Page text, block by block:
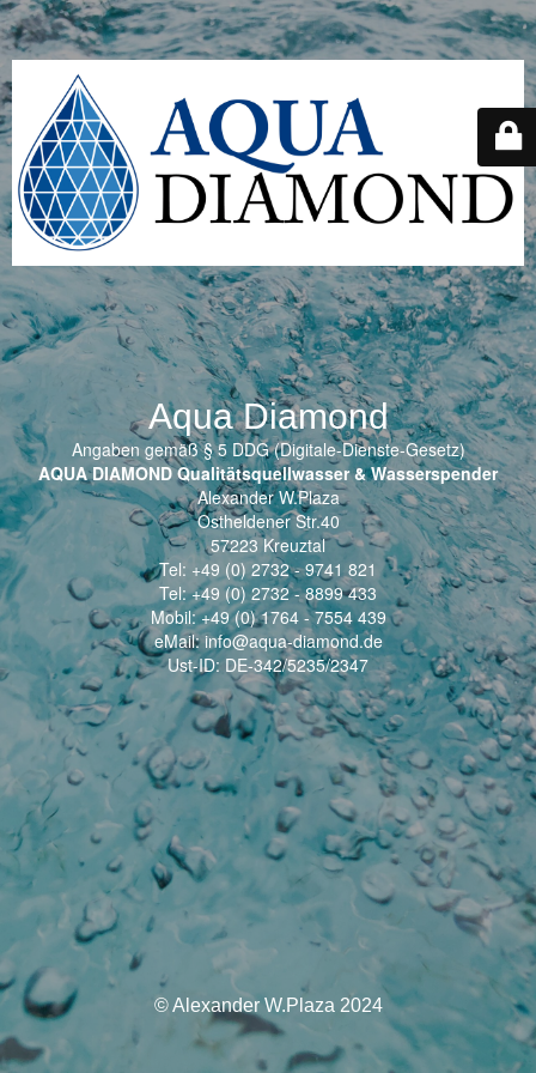
Aqua Diamond
Angaben gemäß § 5 DDG (Digitale-Dienste-Gesetz)
AQUA DIAMOND Qualitätsquellwasser & Wasserspender
Alexander W.Plaza
Ostheldener Str.40
57223 Kreuztal
Tel: +49 (0) 2732 - 9741 821
Tel: +49 (0) 2732 - 8899 433
Mobil: +49 (0) 1764 - 7554 439
eMail: info@aqua-diamond.de
Ust-ID: DE-342/5235/2347
© Alexander W.Plaza 2024